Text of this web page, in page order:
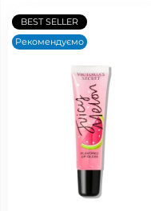
BEST SELLER
Рекомендуємо